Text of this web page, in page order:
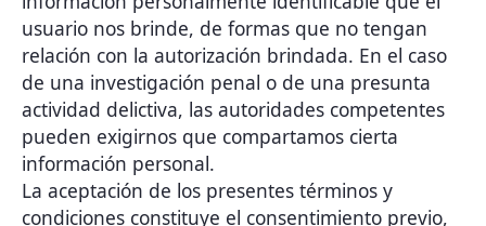
usuario nos brinde, de formas que no tengan
relación con la autorización brindada. En el caso
de una investigación penal o de una presunta
actividad delictiva, las autoridades competentes
pueden exigirnos que compartamos cierta
información personal.
La aceptación de los presentes términos y
condiciones constituye el consentimiento previo,